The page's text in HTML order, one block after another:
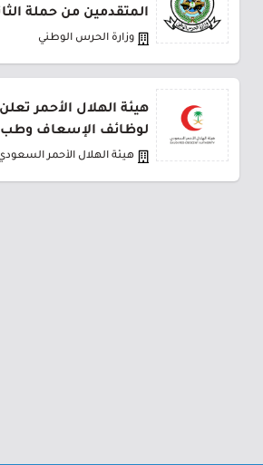
المتقدمين من حملة
وزارة الحرس الوطني
هيئة الهلال الأحمر
لوظائف الإسعاف وطب
هيئة الهلال الأحمر